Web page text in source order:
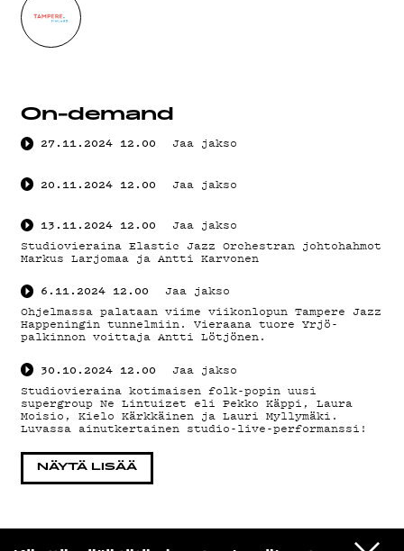
VIESTI
On-demand
27.11.2024 12.00 Jaa jakso
20.11.2024 12.00 Jaa jakso
13.11.2024 12.00
Jaa jakso
Studiovieraina Elastic Jazz Orchestran johtohahmot
Markus Larjomaa ja Antti Karvonen
6.11.2024 12.00
Jaa jakso
Ohjelmassa palataan viime viikonlopun Tampere Jazz
Happeningin tunnelmiin. Vieraana tuore Yrjö-
palkinnon voittaja Antti Lötjönen.
30.10.2024 12.00
Jaa jakso
Studiovieraina kotimaisen folk-popin uusi
supergroup Ne Lintuizet eli Pekko Käppi, Laura
Moisio, Kielo Kärkkäinen ja Lauri Myllymäki.
Luvassa ainutkertainen studio-live-performanssi!
NÄYTÄ LISÄÄ